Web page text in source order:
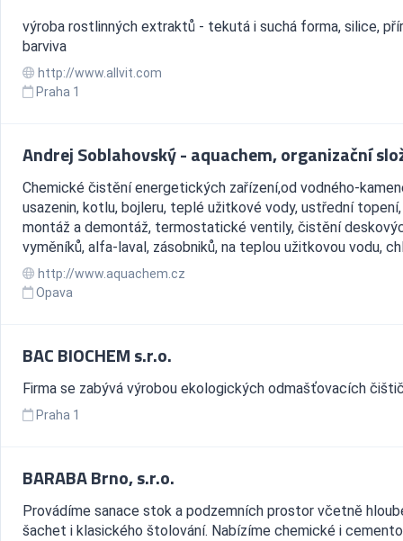
výroba rostlinných extraktů - tekutá i suchá forma, silice,
barviva
http://www.allvit.com
Praha 1
Andrej Soblahovský - aquachem, organizační
Chemické čistění energetických zařízení,od vodného-
usazenin, kotlu, bojleru, teplé užitkové vody, ustřední
montáž a demontáž, termostatické ventily, čistění
vyměníků, alfa-laval, zásobniků, na teplou užitkovou vodu,
http://www.aquachem.cz
Opava
BAC BIOCHEM s.r.o.
Firma se zabývá výrobou ekologických odmašťovacích
Praha 1
BARABA Brno, s.r.o.
Provádíme sanace stok a podzemních prostor včetně
šachet i klasického štolování. Nabízíme chemické i